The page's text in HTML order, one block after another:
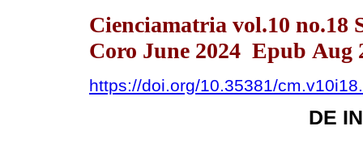
Cienciamatria vol.10 no.18
Coro June 2024 Epub Aug
https://doi.org/10.35381/
DE